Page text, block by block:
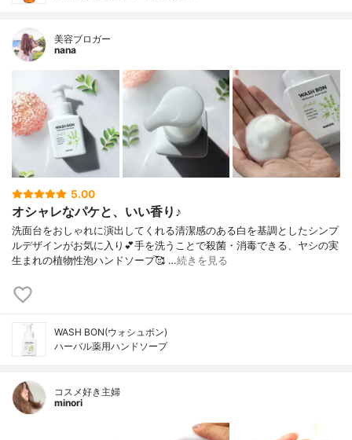
美容ブロガー
nana
5.00
オシャレなパケと、いい香り♪
洗面台をおしゃれに演出してくれる清潔感のある白を基調としたシンプ
ルデザインがお気に入り💕手を洗うことで殺菌・消毒できる、ヤシの実
生まれの植物性泡ハンドソープ🥰 …続きを見る
WASH BON(ウォシュボン)
ハーバル薬用ハンドソープ
コスメ好き主婦
minori